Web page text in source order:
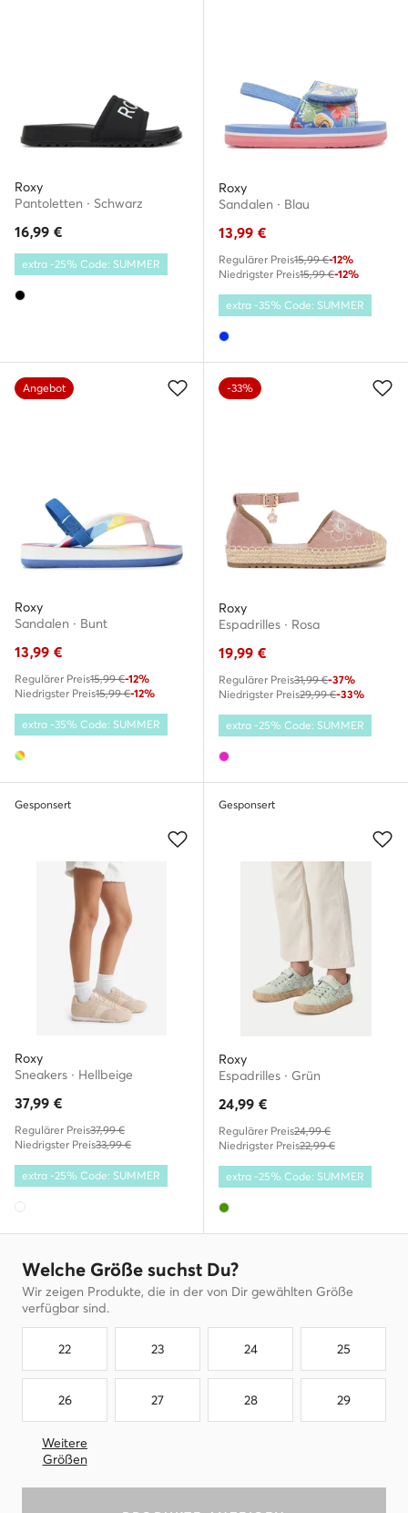
Roxy
Pantoletten · Schwarz
16,99 €
extra -25% Code: SUMMER
Roxy
Sandalen · Blau
13,99 €
Regulärer Preis15,99 €-12%
Niedrigster Preis15,99 €-12%
extra -35% Code: SUMMER
Angebot
Roxy
Sandalen · Bunt
13,99 €
Regulärer Preis15,99 €-12%
Niedrigster Preis15,99 €-12%
extra -35% Code: SUMMER
-33%
Roxy
Espadrilles · Rosa
19,99 €
Regulärer Preis31,99 €-37%
Niedrigster Preis29,99 €-33%
extra -25% Code: SUMMER
Gesponsert
Roxy
Sneakers · Hellbeige
37,99 €
Regulärer Preis37,99 €
Niedrigster Preis33,99 €
extra -25% Code: SUMMER
Gesponsert
Roxy
Espadrilles · Grün
24,99 €
Regulärer Preis24,99 €
Niedrigster Preis22,99 €
extra -25% Code: SUMMER
Welche Größe suchst Du?
Wir zeigen Produkte, die in der von Dir gewählten Größe
verfügbar sind.
22 23 24 25
26 27 28 29
Weitere
Größen